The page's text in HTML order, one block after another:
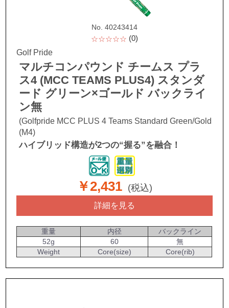
No. 40243414
☆☆☆☆☆ (0)
Golf Pride
マルチコンパウンド チームス プラ
ス4 (MCC TEAMS PLUS4) スタンダ
ード グリーン×ゴールド バックライ
ン無
(Golfpride MCC PLUS 4 Teams Standard Green/Gold
(M4)
ハイブリッド構造が2つの“握る”を融合！
￥2,431 (税込)
詳細を見る
重量 内径
バックライン
52g
60
無
Weight
Core(size) Core(rib)